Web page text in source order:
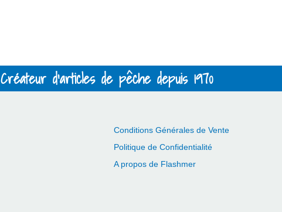
Créateur d'articles de pêche depuis 1970
Conditions Générales de Vente
Politique de Confidentialité
A propos de Flashmer